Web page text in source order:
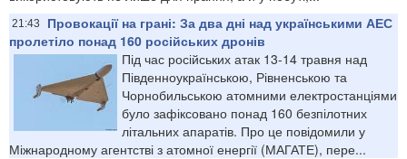
21:43
Провокації на грані: За два дні над українськими АЕС
пролетіло понад 160 російських дронів
Під час російських атак 13-14 травня над
Південноукраїнською, Рівненською та
Чорнобильською атомними електростанціями
було зафіксовано понад 160 безпілотних
літальних апаратів. Про це повідомили у
Міжнародному агентстві з атомної енергії (МАГАТЕ), пере...